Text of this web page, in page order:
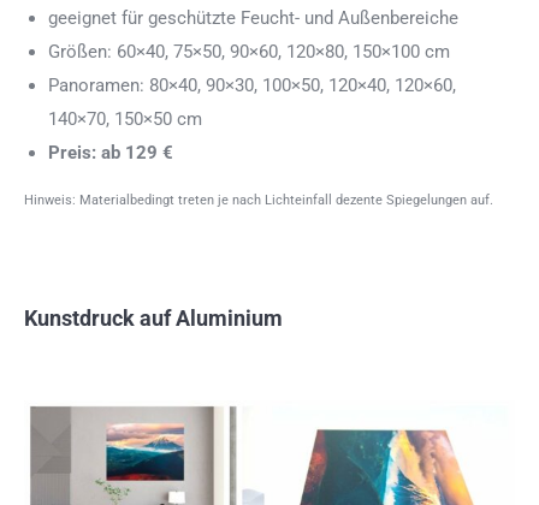
geeignet für geschützte Feucht- und Außenbereiche
Größen: 60×40, 75×50, 90×60, 120×80, 150×100 cm
Panoramen: 80×40, 90×30, 100×50, 120×40, 120×60,
140×70, 150×50 cm
Preis: ab 129 €
Hinweis: Materialbedingt treten je nach Lichteinfall dezente Spiegelungen auf.
Kunstdruck auf Aluminium